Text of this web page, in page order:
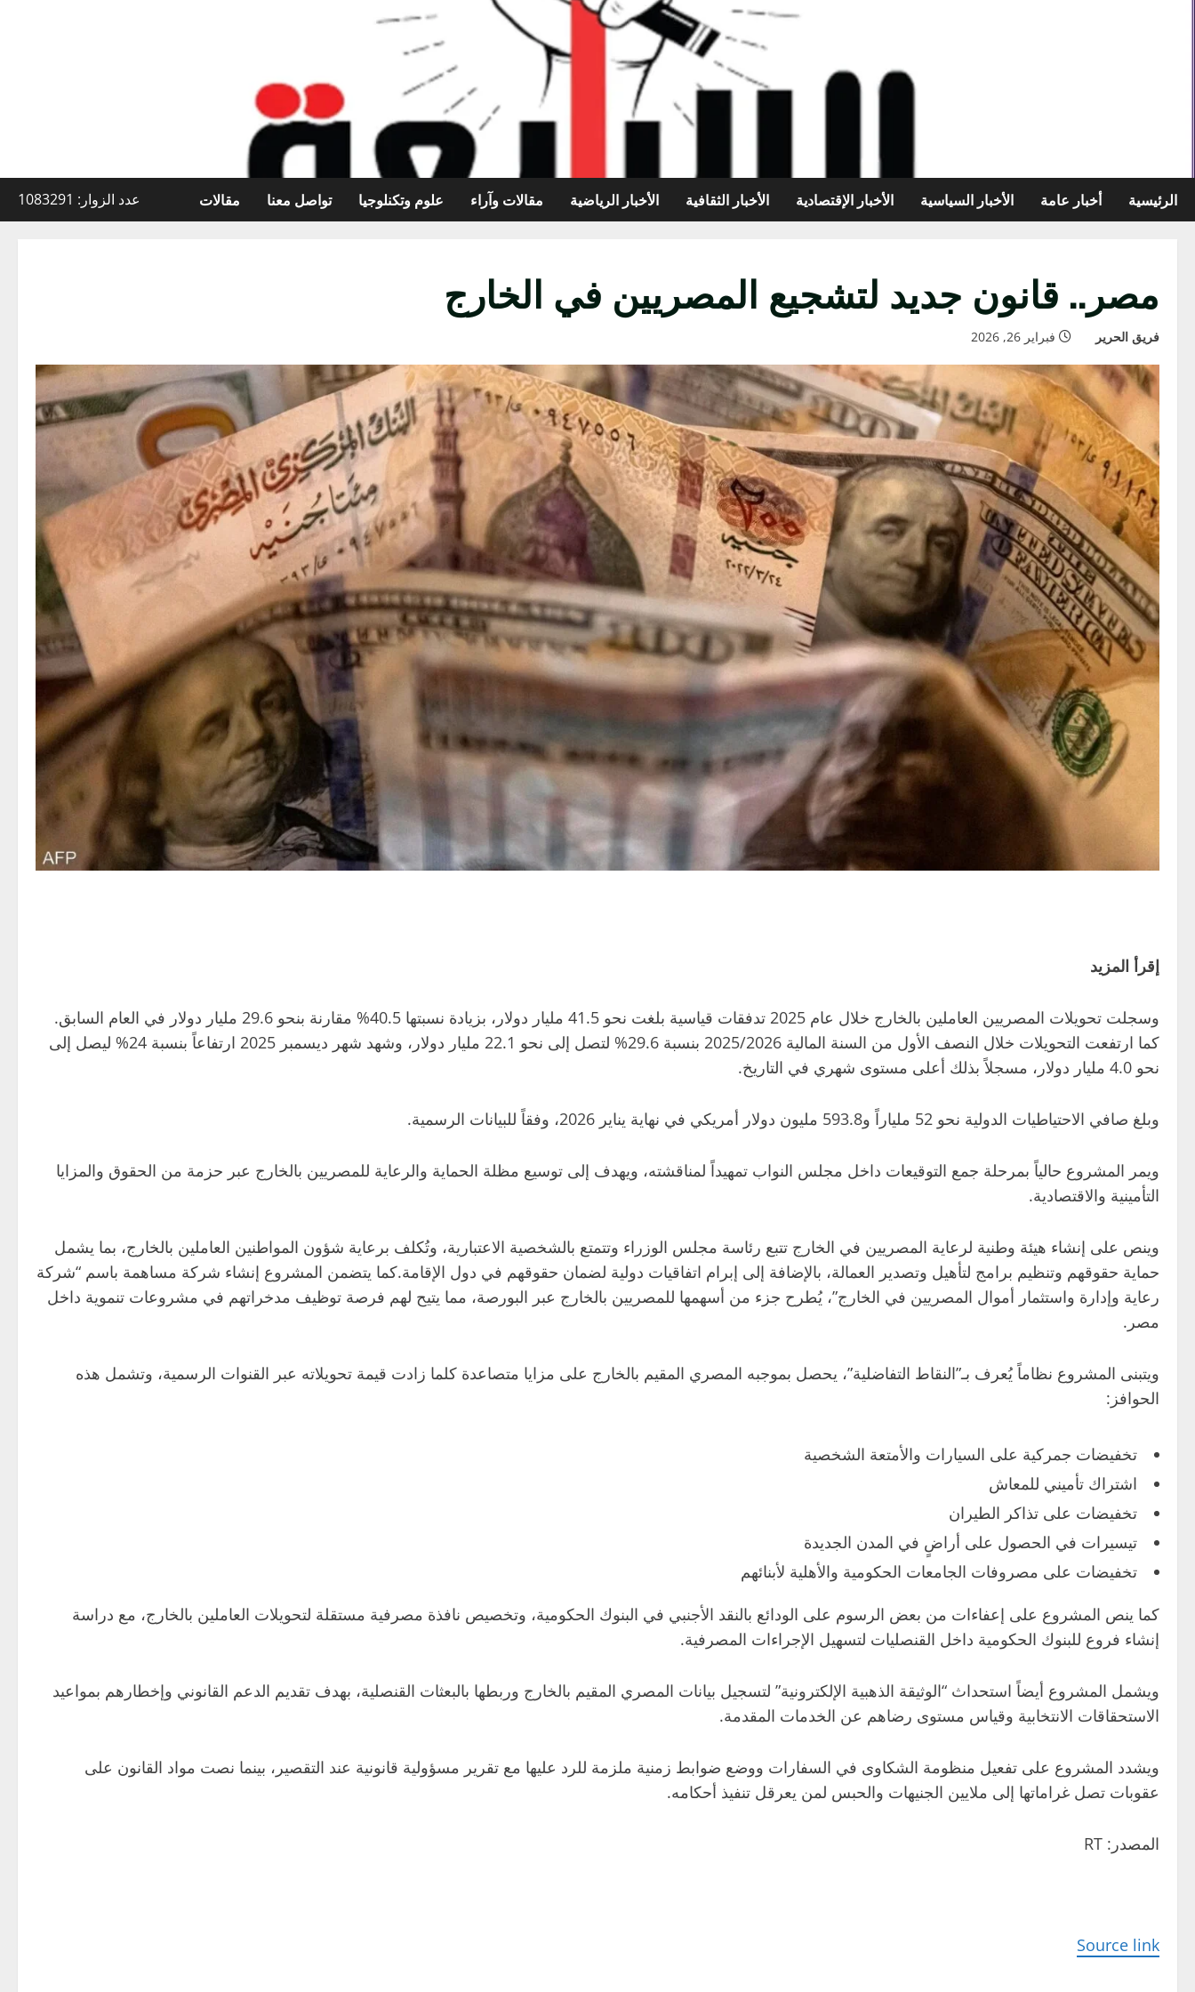
الرئيسية أخبار عامة الأخبار السياسية الأخبار الإقتصادية الأخبار الثقافية الأخبار الرياضية مقالات وآراء علوم وتكنلوجيا تواصل معنا مقالات عدد الزوار: 1083291
مصر.. قانون جديد لتشجيع المصريين في الخارج
فريق الحرير فبراير 26, 2026
إقرأ المزيد
وسجلت تحويلات المصريين العاملين بالخارج خلال عام 2025 تدفقات قياسية بلغت نحو 41.5 مليار دولار، بزيادة نسبتها 40.5% مقارنة بنحو 29.6 مليار دولار في العام السابق.
كما ارتفعت التحويلات خلال النصف الأول من السنة المالية 2025/2026 بنسبة 29.6% لتصل إلى نحو 22.1 مليار دولار، وشهد شهر ديسمبر 2025 ارتفاعاً بنسبة 24% ليصل إلى
نحو 4.0 مليار دولار، مسجلاً بذلك أعلى مستوى شهري في التاريخ.
وبلغ صافي الاحتياطيات الدولية نحو 52 ملياراً و593.8 مليون دولار أمريكي في نهاية يناير 2026، وفقاً للبيانات الرسمية.
ويمر المشروع حالياً بمرحلة جمع التوقيعات داخل مجلس النواب تمهيداً لمناقشته، ويهدف إلى توسيع مظلة الحماية والرعاية للمصريين بالخارج عبر حزمة من الحقوق والمزايا
التأمينية والاقتصادية.
وينص على إنشاء هيئة وطنية لرعاية المصريين في الخارج تتبع رئاسة مجلس الوزراء وتتمتع بالشخصية الاعتبارية، وتُكلف برعاية شؤون المواطنين العاملين بالخارج، بما يشمل
حماية حقوقهم وتنظيم برامج لتأهيل وتصدير العمالة، بالإضافة إلى إبرام اتفاقيات دولية لضمان حقوقهم في دول الإقامة.كما يتضمن المشروع إنشاء شركة مساهمة باسم “شركة
رعاية وإدارة واستثمار أموال المصريين في الخارج”، يُطرح جزء من أسهمها للمصريين بالخارج عبر البورصة، مما يتيح لهم فرصة توظيف مدخراتهم في مشروعات تنموية داخل
مصر.
ويتبنى المشروع نظاماً يُعرف بـ”النقاط التفاضلية”، يحصل بموجبه المصري المقيم بالخارج على مزايا متصاعدة كلما زادت قيمة تحويلاته عبر القنوات الرسمية، وتشمل هذه
الحوافز:
تخفيضات جمركية على السيارات والأمتعة الشخصية
اشتراك تأميني للمعاش
تخفيضات على تذاكر الطيران
تيسيرات في الحصول على أراضٍ في المدن الجديدة
تخفيضات على مصروفات الجامعات الحكومية والأهلية لأبنائهم
كما ينص المشروع على إعفاءات من بعض الرسوم على الودائع بالنقد الأجنبي في البنوك الحكومية، وتخصيص نافذة مصرفية مستقلة لتحويلات العاملين بالخارج، مع دراسة
إنشاء فروع للبنوك الحكومية داخل القنصليات لتسهيل الإجراءات المصرفية.
ويشمل المشروع أيضاً استحداث “الوثيقة الذهبية الإلكترونية” لتسجيل بيانات المصري المقيم بالخارج وربطها بالبعثات القنصلية، بهدف تقديم الدعم القانوني وإخطارهم بمواعيد
الاستحقاقات الانتخابية وقياس مستوى رضاهم عن الخدمات المقدمة.
ويشدد المشروع على تفعيل منظومة الشكاوى في السفارات ووضع ضوابط زمنية ملزمة للرد عليها مع تقرير مسؤولية قانونية عند التقصير، بينما نصت مواد القانون على
عقوبات تصل غراماتها إلى ملايين الجنيهات والحبس لمن يعرقل تنفيذ أحكامه.
المصدر: RT
Source link